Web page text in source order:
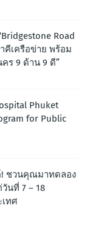
Road
คีเครือข่าย พร้อม
ร 9 ด้าน 9 ดี”
Phuket
for Public
ชวนคุณมาทดลอง
นที่ 7 – 18
ทศ